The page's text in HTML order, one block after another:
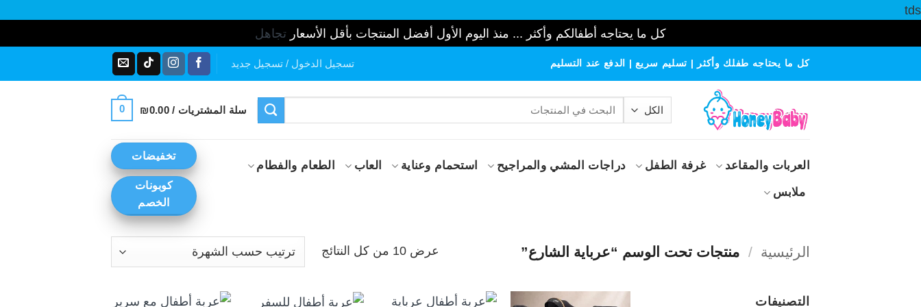
tds
كل ما يحتاجه أطفالكم وأكثر ... منذ اليوم الأول أفضل المنتجات بأقل الأسعار تجاهل
كل ما يحتاجه طفلك وأكثر | تسليم سريع | الدفع عند التسليم تسجيل الدخول / تسجيل جديد
البحث
سلة المشتريات / ₪0.00
0
العربات والمقاعد غرفة الطفل دراجات المشي والمراجيح استحمام وعناية العاب الطعام والفطام
ملابس
تخفيضات
كوبونات
الخصم
الرئيسية / منتجات تحت الوسم “عرباية الشارع” عرض ⁦10⁩ من كل النتائج
الفرز
التصنيفات